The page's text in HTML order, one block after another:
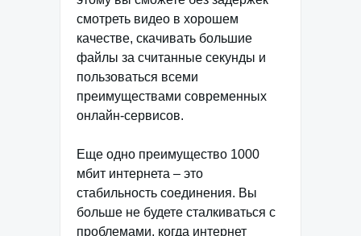
смотреть видео в хорошем
качестве, скачивать большие
файлы за считанные секунды и
пользоваться всеми
преимуществами современных
онлайн-сервисов.
Еще одно преимущество 1000
мбит интернета – это
стабильность соединения. Вы
больше не будете сталкиваться с
проблемами, когда интернет